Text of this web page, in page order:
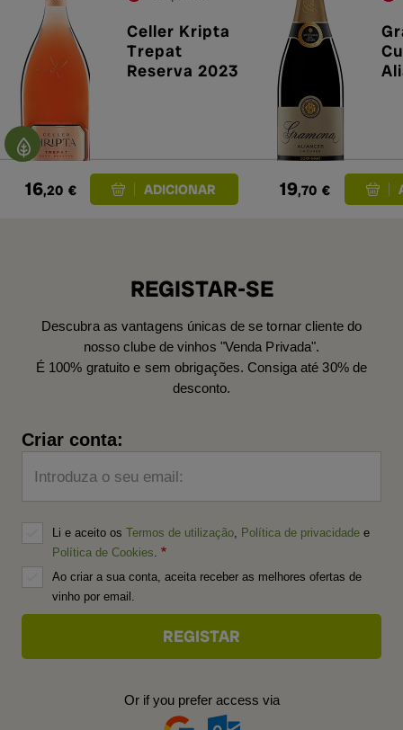
Celler Kripta
Trepat
Reserva 2023
16,20 € 19,70 €
REGISTAR-SE
Descubra as vantagens únicas de se tornar cliente do
nosso clube de vinhos "Venda Privada".
É 100% gratuito e sem obrigações. Consiga até 30% de
desconto.
Criar conta:
Introduza o seu email:
Li e aceito os Termos de utilização Política de privacidade e
Política de Cookies
Ao criar a sua conta, aceita receber as melhores ofertas de
vinho por email.
Or if you prefer access via